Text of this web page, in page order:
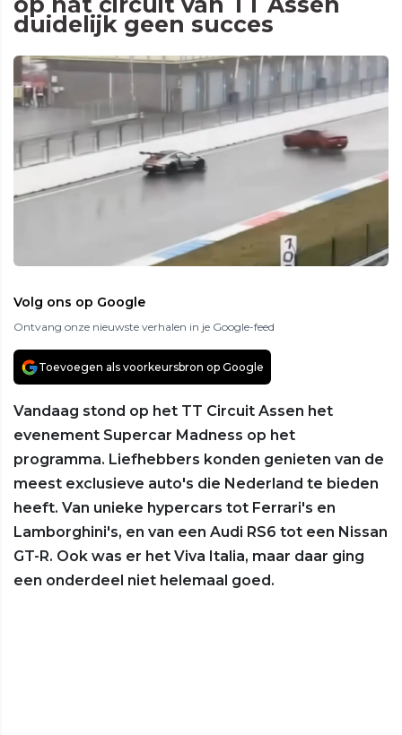
duidelijk geen succes
Volg ons op Google
Ontvang onze nieuwste verhalen in je Google-feed
Toevoegen als voorkeursbron op Google
Vandaag stond op het TT Circuit Assen het
evenement Supercar Madness op het
programma. Liefhebbers konden genieten van de
meest exclusieve auto's die Nederland te bieden
heeft. Van unieke hypercars tot Ferrari's en
Lamborghini's, en van een Audi RS6 tot een Nissan
GT-R. Ook was er het Viva Italia, maar daar ging
een onderdeel niet helemaal goed.